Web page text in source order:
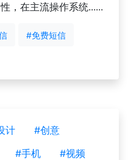
，在主流操作系统......
#免费短信
计
#创意
#手机
#视频